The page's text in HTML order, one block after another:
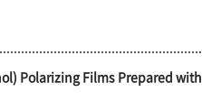
Polarizing Films Prepared with